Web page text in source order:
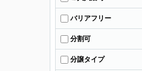
バリアフリー
分割可
分譲タイプ